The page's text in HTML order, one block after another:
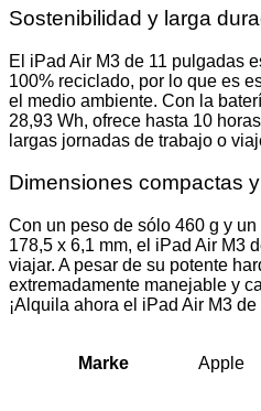
Sostenibilidad y larga
El iPad Air M3 de 11 pulgadas
100% reciclado, por lo que es
el medio ambiente. Con la
28,93 Wh, ofrece hasta 10
largas jornadas de trabajo o
Dimensiones compactas
Con un peso de sólo 460 g y
178,5 x 6,1 mm, el iPad Air M3
viajar. A pesar de su potente
extremadamente manejable y
¡Alquila ahora el iPad Air M3
Marke Apple